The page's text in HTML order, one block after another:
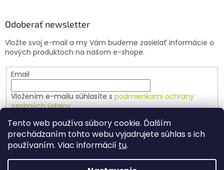
Tento web používa súbory cookie. Ďalším
prechádzaním tohto webu vyjadrujete súhlas s ich
používaním. Viac informácií tu.
Odoberať newsletter
Vložte svoj e-mail a my Vám budeme zasielať informácie o
nových produktoch na našom e-shope.
Email
Vložením e-mailu súhlasíte s podmienkami ochrany
osobných údajov
PRIHLÁSIŤ SA